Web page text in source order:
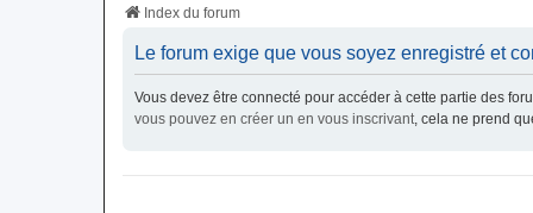
Guide rapide concernant l'inscription sur le
site officiel du jeu. Créez ainsi votre compte
joueur qui permet d'être authentifié sur les
Envie
vous
Index du forum
Le forum exige que vous soyez enregistré et
Vous devez être connecté pour accéder à cette partie des
vous pouvez en créer un en vous inscrivant, cela ne prend